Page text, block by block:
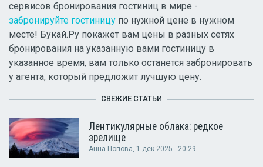
сервисов бронирования гостиниц в мире -
забронируйте гостиницу по нужной цене в нужном
месте! Букай.Ру покажет вам цены в разных сетях
бронирования на указанную вами гостиницу в
указанное время, вам только останется забронировать
у агента, который предложит лучшую цену.
СВЕЖИЕ СТАТЬИ
Лентикулярные облака: редкое
зрелище
Анна Попова, 1 дек 2025 - 20:29